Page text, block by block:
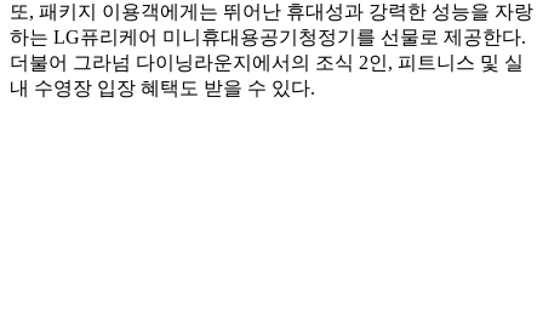
또, 패키지 이용객에게는 뛰어난 휴대성과 강력한 성능을 자랑
하는 LG퓨리케어 미니휴대용공기청정기를 선물로 제공한다.
더불어 그라넘 다이닝라운지에서의 조식 2인, 피트니스 및 실
내 수영장 입장 혜택도 받을 수 있다.